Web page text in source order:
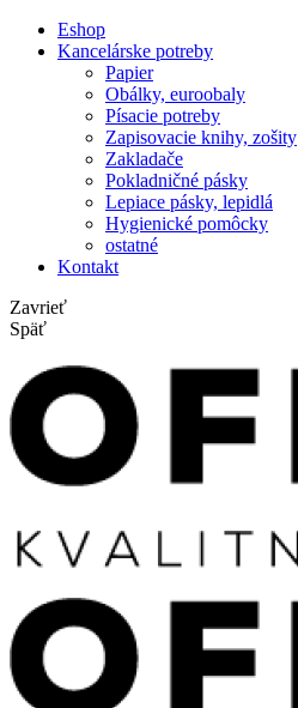
Eshop
Kancelárske potreby
Papier
Obálky, euroobaly
Písacie potreby
Zapisovacie knihy, zošity
Zakladače
Pokladničné pásky
Lepiace pásky, lepidlá
Hygienické pomôcky
ostatné
Kontakt
Zavrieť
Späť